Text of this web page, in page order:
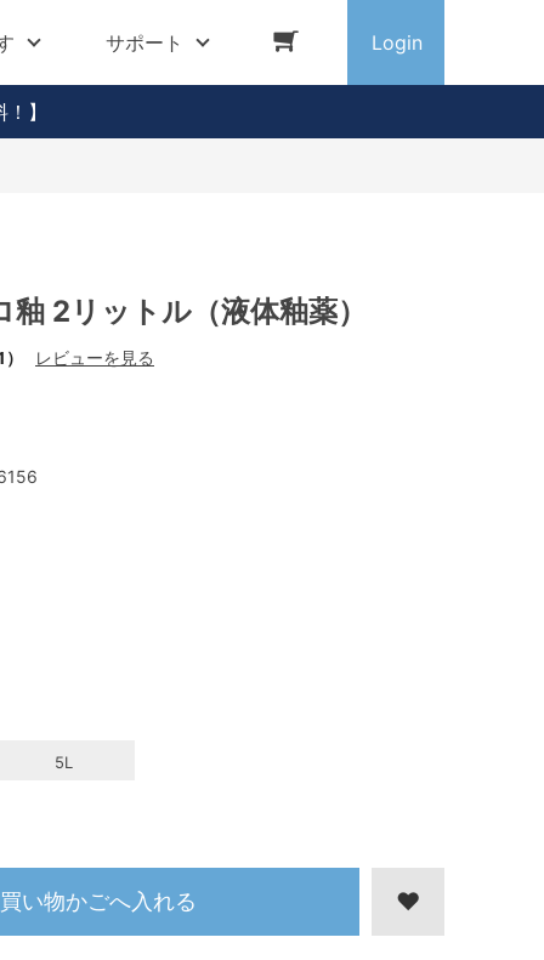
サポート Login
】
2リットル（液体釉薬）
レビューを見る
5L
買い物かごへ入れる